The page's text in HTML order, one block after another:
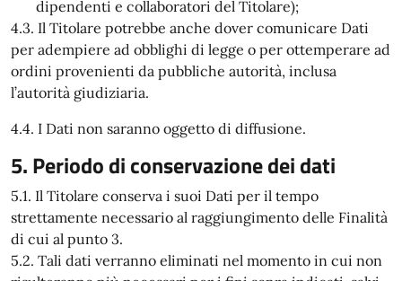
dipendenti e collaboratori del Titolare);
4.3. Il Titolare potrebbe anche dover comunicare Dati
per adempiere ad obblighi di legge o per ottemperare ad
ordini provenienti da pubbliche autorità, inclusa
l’autorità giudiziaria.
4.4. I Dati non saranno oggetto di diffusione.
5. Periodo di conservazione dei dati
5.1. Il Titolare conserva i suoi Dati per il tempo
strettamente necessario al raggiungimento delle Finalità
di cui al punto 3.
5.2. Tali dati verranno eliminati nel momento in cui non